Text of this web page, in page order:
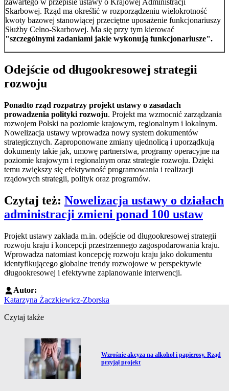
zawartego w przepisie ustawy o Krajowej Administracji
Skarbowej. Rząd ma określić w rozporządzeniu wielokrotność
kwoty bazowej stanowiącej przeciętne uposażenie funkcjonariuszy
Służby Celno-Skarbowej. Ma się przy tym kierować
"szczególnymi zadaniami jakie wykonują funkcjonariusze".
Odejście od długookresowej strategii
rozwoju
Ponadto rząd rozpatrzy projekt ustawy o zasadach
prowadzenia polityki rozwoju. Projekt ma wzmocnić zarządzania
rozwojem Polski na poziomie krajowym, regionalnym i lokalnym.
Nowelizacja ustawy wprowadza nowy system dokumentów
strategicznych. Zaproponowane zmiany ujednolicą i uporządkują
dokumenty takie jak, umowę partnerstwa, programy operacyjne na
poziomie krajowym i regionalnym oraz strategie rozwoju. Dzięki
temu zwiększy się efektywność programowania i realizacji
rządowych strategii, polityk oraz programów.
Czytaj też: Nowelizacja ustawy o działach
administracji zmieni ponad 100 ustaw
Projekt ustawy zakłada m.in. odejście od długookresowej strategii
rozwoju kraju i koncepcji przestrzennego zagospodarowania kraju.
Wprowadza natomiast koncepcję rozwoju kraju jako dokumentu
identyfikującego globalne trendy rozwojowe w perspektywie
długookresowej i efektywne zaplanowanie interwencji.
Autor:
Katarzyna Żaczkiewicz-Zborska
Czytaj także
Przejdź do artykułu:
Wzrośnie akcyza na alkohol i papierosy. Rząd
przyjął projekt